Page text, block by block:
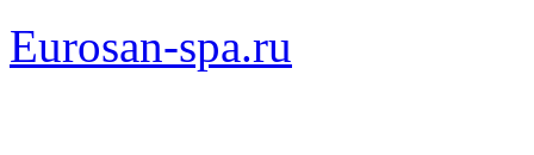
Eurosan-spa.ru